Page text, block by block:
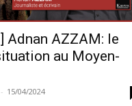
Adnan AZZAM: le
au Moyen-
- 15/04/2024